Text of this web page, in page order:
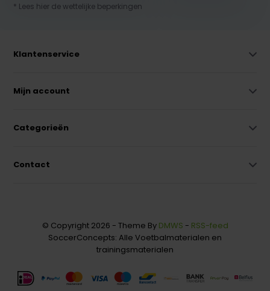
* Lees hier de wettelijke beperkingen
Klantenservice
Mijn account
Categorieën
Contact
© Copyright 2026 - Theme By DMWS - RSS-feed
SoccerConcepts: Alle Voetbalmaterialen en
trainingsmaterialen